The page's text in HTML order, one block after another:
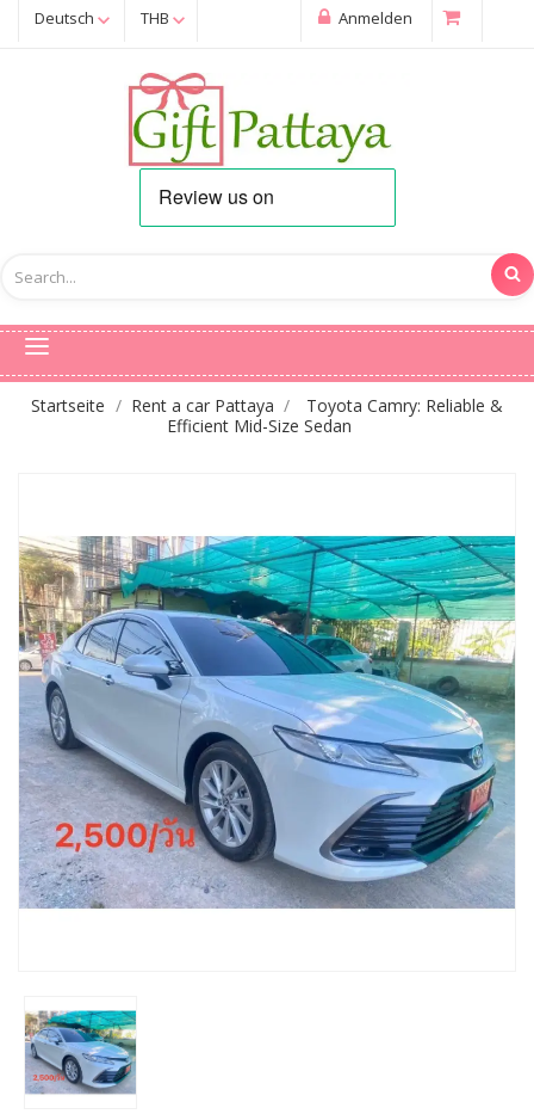
Deutsch THB Anmelden
Startseite Rent a car Pattaya
Toyota Camry: Reliable &
Efficient Mid-Size Sedan